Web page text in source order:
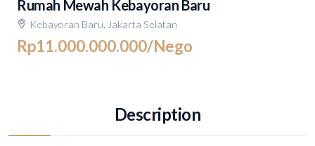
Rumah Mewah Kebayoran Baru
Kebayoran Baru, Jakarta Selatan
Rp11.000.000.000/Nego
Description